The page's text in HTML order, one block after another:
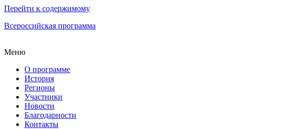
Перейти к содержимому
Всероссийская программа
Меню
О программе
История
Регионы
Участники
Новости
Благодарности
Контакты